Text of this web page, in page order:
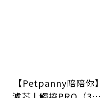
【Petpanny陪陪你】